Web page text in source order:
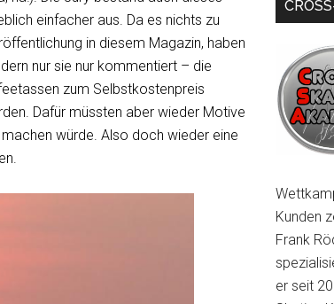
einfacher aus. Da es nichts zu
in diesem Magazin, haben
nur sie nur kommentiert – die
zum Selbstkostenpreis
Dafür müssten aber wieder Motive
würde. Also doch wieder eine
Kunden
Frank
er seit